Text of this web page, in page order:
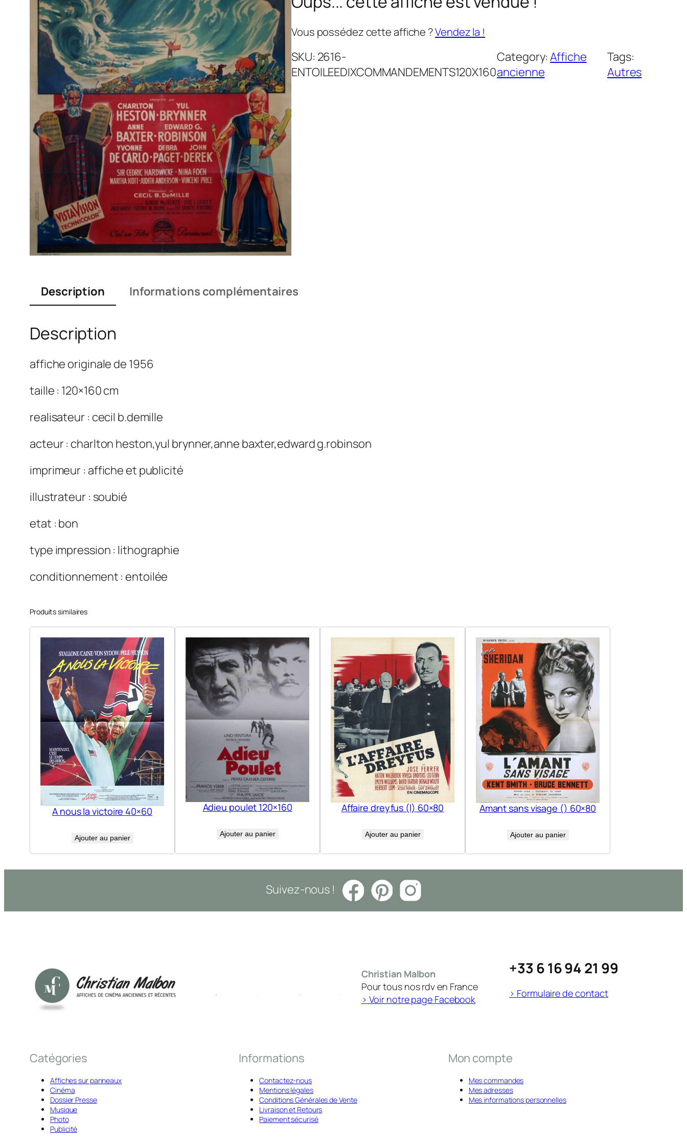
Vous possédez cette affiche ?Vendez la !
SKU: 2616-
ENTOILEEDIXCOMMANDEMENTS120X160
Category:Affiche
ancienne
Tags:
Autres
Description Informations complémentaires
Description
affiche originale de 1956
taille : 120×160 cm
realisateur : cecil b.demille
acteur : charlton heston,yul brynner,anne baxter,edward g.robinson
imprimeur : affiche et publicité
illustrateur : soubié
etat : bon
type impression : lithographie
conditionnement : entoilée
Produits similaires
A nous la victoire 40×60
Ajouter au panier
Adieu poulet 120×160
Ajouter au panier
Affaire dreyfus (l) 60×80
Ajouter au panier
Amant sans visage () 60×80
Ajouter au panier
Suivez-nous !
Christian Malbon
Pour tous nos rdv en France
> Voir notre page Facebook
+33 6 16 94 21 99
> Formulaire de contact
Catégories
Affiches sur panneaux
Cinéma
Dossier Presse
Musique
Photo
Publicité
Informations
Contactez-nous
Mentions légales
Conditions Générales de Vente
Livraison et Retours
Paiement sécurisé
Mon compte
Mes commandes
Mes adresses
Mes informations personnelles